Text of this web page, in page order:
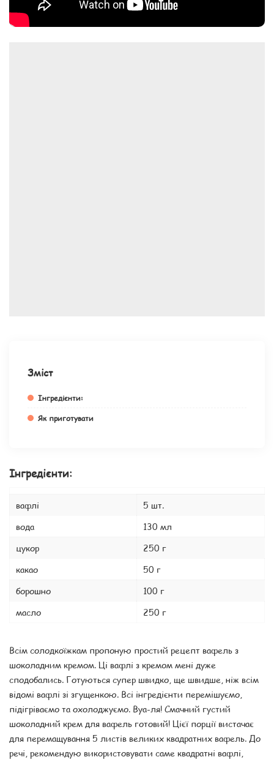
Зміст
Інгредієнти:
Як приготувати
Інгредієнти:
вафлі
5 шт.
вода
130 мл
цукор
250 г
какао
50 г
борошно
100 г
масло
250 г
Всім солодкоїжкам пропоную простий рецепт вафель з
шоколадним кремом. Ці вафлі з кремом мені дуже
сподобались. Готуються супер швидко, ще швидше, ніж всім
відомі вафлі зі згущенкою. Всі інгредієнти перемішуємо,
підігріваємо та охолоджуємо. Вуа-ля! Смачний густий
шоколадний крем для вафель готовий! Цієї порції вистачає
для перемащування 5 листів великих квадратних вафель. До
речі, рекомендую використовувати саме квадратні вафлі,